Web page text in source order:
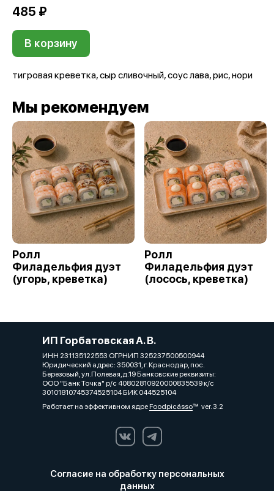
485 ₽
В корзину
тигровая креветка, сыр сливочный, соус лава, рис, нори
Мы рекомендуем
Ролл
Филадельфия дуэт
(угорь, креветка)
Ролл
Филадельфия дуэт
(лосось, креветка)
ИП Горбатовская А. В.
ИНН 231135122553 ОГРНИП 325237500500944
Юридический адрес: 350031, г. Краснодар, пос.
Березовый, ул.Полевая,д.19 Банковские реквизиты:
ООО "Банк Точка" р/с 40802810920000835539 к/с
30101810745374525104 БИК 044525104
Работает на эффективном ядреFoodpicássover. 3.2
Согласие на обработку персональных
данных